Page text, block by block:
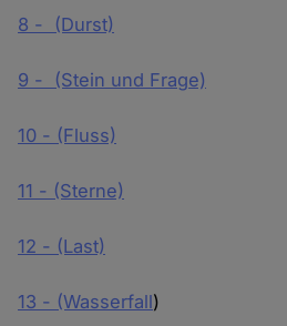
8 - (Durst)
9 - (Stein und Frage)
10 - (Fluss)
11 - (Sterne)
12 - (Last)
13 - (Wasserfall)